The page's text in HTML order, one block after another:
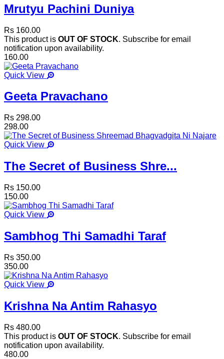
Mrutyu Pachini Duniya
Rs 160.00
This product is OUT OF STOCK. Subscribe for email
notification upon availability.
160.00
Quick View
Geeta Pravachano
Rs 298.00
298.00
Quick View
The Secret of Business Shre...
Rs 150.00
150.00
Quick View
Sambhog Thi Samadhi Taraf
Rs 350.00
350.00
Quick View
Krishna Na Antim Rahasyo
Rs 480.00
This product is OUT OF STOCK. Subscribe for email
notification upon availability.
480.00